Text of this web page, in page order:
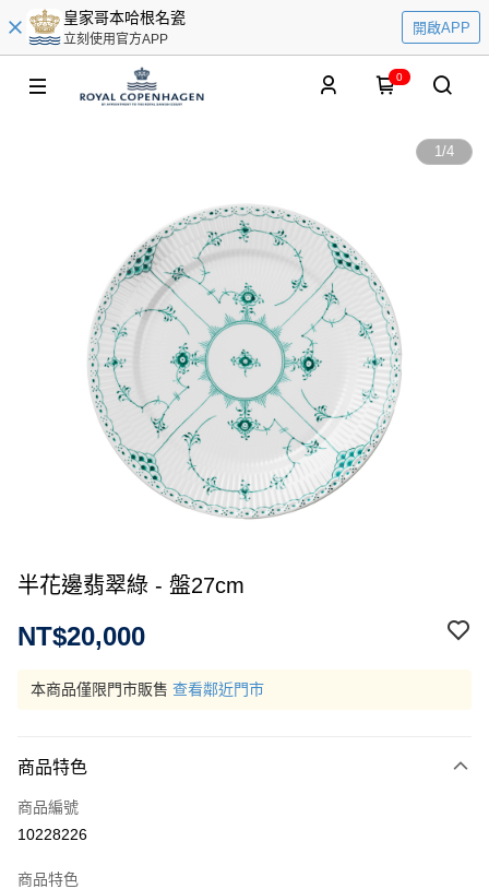
皇家哥本哈根名瓷
立刻使用官方APP
開啟APP
0
1/4
半花邊翡翠綠 - 盤27cm
NT$20,000
本商品僅限門市販售 查看鄰近門市
商品特色
商品編號
10228226
商品特色